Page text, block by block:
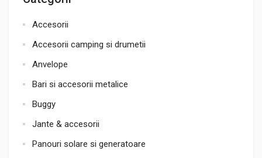
Accesorii
Accesorii camping si drumetii
Anvelope
Bari si accesorii metalice
Buggy
Jante & accesorii
Panouri solare si generatoare